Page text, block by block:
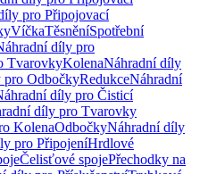
pro Připojovací
VíčkaTěsněníSpotřební
díly pro
TvarovkyKolenaNáhradní díly
pro OdbočkyRedukceNáhradní
díly pro Čisticí
díly pro Tvarovky
KolenaOdbočkyNáhradní díly
pro PřipojeníHrdlové
Čelisťové spojePřechodky na